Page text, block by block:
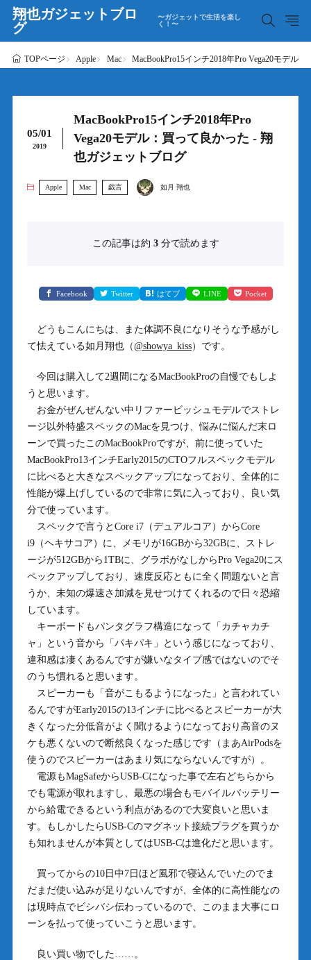
翔也ガジェットブロ
グ
〜ガジェットで生活を楽し
く！〜
TOPページ Apple Mac MacBookPro15インチ2018年Pro Vega20モデル
05/01
2019
MacBookPro15インチ2018年Pro
Vega20モデル：買って良かった - 翔
也ガジェットブログ
Apple Mac 戯言 如月 翔也
この記事は約 3分で読めます
Facebook Twitter はてブ LINE Pocket
どうもこんにちは、また体調不良になりそうな予感がし
て怯えている如月翔也（@showya_kiss）です。
今回は購入して2週間になるMacBookProの自慢でもしよ
うと思います。
お金がぜんぜんない中リファービッシュモデルでストレ
ージ以外特盛スペックのMacを見つけ、悩みに悩んだ末ロ
ーンで買ったこのMacBookProですが、前に使っていた
MacBookPro13インチEarly2015のCTOフルスペックモデル
に比べると大きなスペックアップになっており、全体的に
性能が爆上げしているので非常に気に入っており、良い気
分で使っています。
スペックで言うとCore i7（デュアルコア）からCore
i9（ヘキサコア）に、メモリが16GBから32GBに、ストレ
ージが512GBから1TBに、グラボがなしからPro Vega20にス
ペックアップしており、速度反応ともに全く問題ないと言
うか、未知の爆速さ加減を見せつけてくれるので日々恐縮
しています。
キーボードもパンタグラフ構造になって「カチャカチ
ャ」という音から「パキパキ」という感じになっており、
違和感は凄くあるんですが嫌いなタイプ感ではないのでそ
のうち慣れると思います。
スピーカーも「音がこもるようになった」と言われてい
るんですがEarly2015の13インチに比べるとスピーカーが大
きくなった分低音がよく聞けるようになっており高音のヌ
ケも悪くないので断然良くなった感じです（まあAirPodsを
使うのでスピーカーはあまり気にならないんですが）。
電源もMagSafeからUSB-Cになった事で左右どちらから
でも電源が取れますし、最悪の場合もモバイルバッテリー
から給電できるという利点があるので大変良いと思いま
す。もしかしたらUSB-Cのマグネット接続プラグを買うか
も知れませんが本質としてはUSB-Cは進化だと思います。
買ってからの10日中7日ほど風邪で寝込んでいたのでま
だまだ使い込みが足りないんですが、全体的に高性能なの
は現時点でビシバシ伝わっているので、このまま大事にロ
ーンを払って使っていこうと思います。
良い買い物でした……。